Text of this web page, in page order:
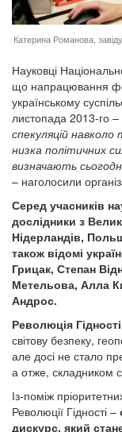
Катерина Романова,
Науковці
що напрацювання
українському
листопада 2013-го
спекуляцій
низка політичних
визначають
– наголосили
Серед учасників
дослідники з
Нідерландів,
також відомі
Грицак, Степан
Метельова, Алла
Андрос.
Революція
світову безпеку,
але досі не стало
а отже, складником
Із-поміж
Революції Гідності –
дискурс, який